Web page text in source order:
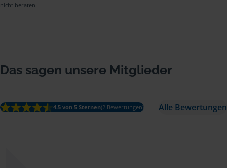
nicht beraten.
Das sagen unsere Mitglieder
4.5 von 5 Sternen(2 Bewertungen) Alle Bewertungen